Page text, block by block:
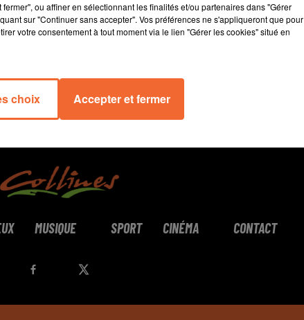
MUSIQUE SPORT CINÉMA CONTACT
ou affiner en sélectionnant les finalités et/ou partenaires dans "Gérer
sur "Continuer sans accepter". Vos préférences ne s'appliqueront que pour
votre consentement à tout moment via le lien "Gérer les cookies" situé en
choix Accepter et fermer